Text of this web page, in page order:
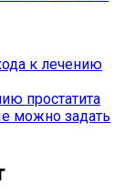
к лечению
простатита
можно задать